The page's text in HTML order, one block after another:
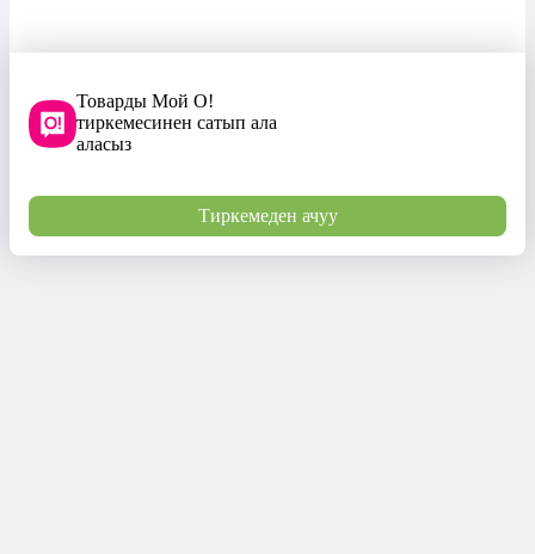
Товарды Мой О!
тиркемесинен сатып ала
аласыз
Тиркемеден ачуу